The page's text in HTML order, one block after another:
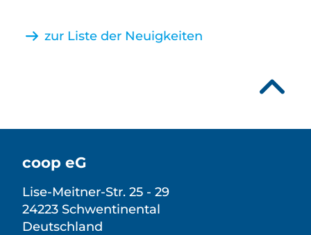
zur Liste der Neuigkeiten
coop eG
Lise-Meitner-Str. 25 - 29
24223 Schwentinental
Deutschland